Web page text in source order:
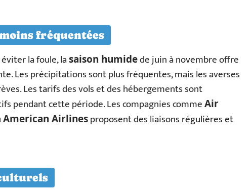
fréquentées
la foule, lasaison humidede juin à novembre offre
Les précipitations sont plus fréquentes, mais les averses
Les tarifs des vols et des hébergements sont
pendant cette période. Les compagnies commeAir
American Airlinesproposent des liaisons régulières et